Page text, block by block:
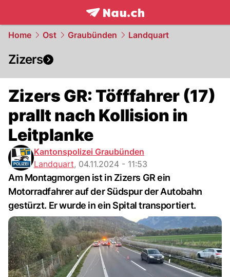
frontpage.NAU.ch
Home Ost Graubünden Landquart
Zizers
Zizers GR: Töfffahrer (17)
prallt nach Kollision in
Leitplanke
Kantonspolizei Graubünden
Landquart, 04.11.2024 - 11:53
Am Montagmorgen ist in Zizers GR ein
Motorradfahrer auf der Südspur der Autobahn
gestürzt. Er wurde in ein Spital transportiert.